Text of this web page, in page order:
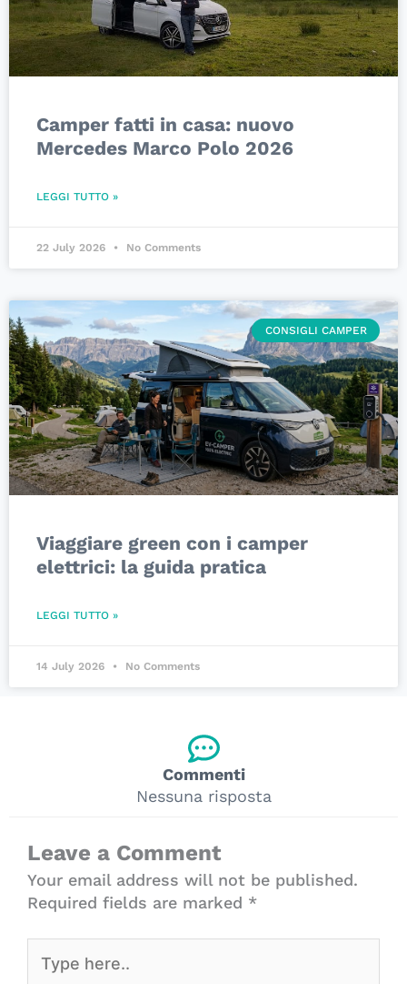
Camper fatti in casa: nuovo
Mercedes Marco Polo 2026
LEGGI TUTTO »
22 July 2026 No Comments
CONSIGLI CAMPER
Viaggiare green con i camper
elettrici: la guida pratica
LEGGI TUTTO »
14 July 2026 No Comments
Commenti
Nessuna risposta
Leave a Comment
Your email address will not be published.
Required fields are marked *
here..